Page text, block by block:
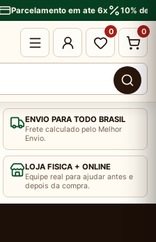
Parcelamento em ate 6x 10% de
0 0
ENVIO PARA TODO BRASIL
Frete calculado pelo Melhor
Envio.
LOJA FISICA + ONLINE
Equipe real para ajudar antes e
depois da compra.